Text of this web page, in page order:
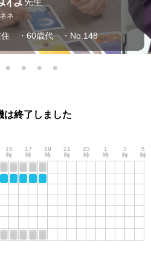
ネネ
・60歳代 ・No.148
は終了しました
15
時
17
時
19
時
21
時
23
時
1
時
3
時
5
時